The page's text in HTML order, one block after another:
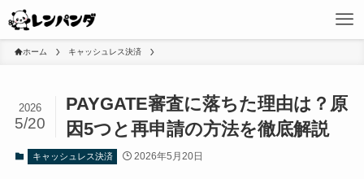
ホーム キャッシュレス決済
PAYGATE審査に落ちた理由は？原
因5つと再申請の方法を徹底解説
2026
5/20
キャッシュレス決済 2026年5月20日